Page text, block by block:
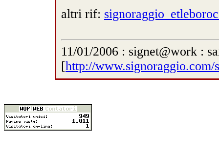
altri rif:
11/01/2006 : signet@work :
[http://www.signoraggio.com/